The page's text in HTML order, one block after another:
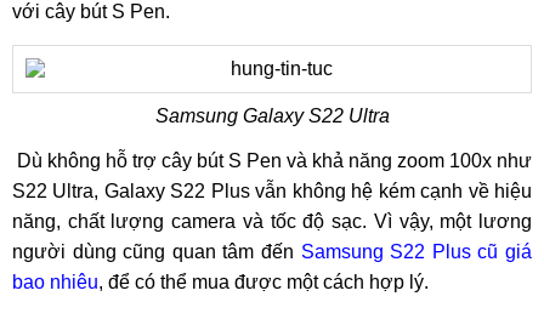
với cây bút S Pen.
Samsung Galaxy S22 Ultra
Dù không hỗ trợ cây bút S Pen và khả năng zoom 100x như
S22 Ultra, Galaxy S22 Plus vẫn không hệ kém cạnh về hiệu
năng, chất lượng camera và tốc độ sạc. Vì vậy, một lương
người dùng cũng quan tâm đến Samsung S22 Plus cũ giá
bao nhiêu, để có thể mua được một cách hợp lý.